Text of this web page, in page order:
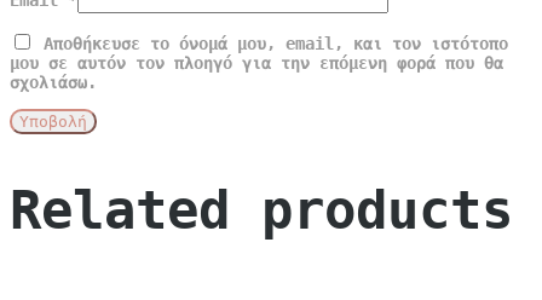
Αποθήκευσε το όνομά μου, email, και τον ιστότοπο
μου σε αυτόν τον πλοηγό για την επόμενη φορά που θα
σχολιάσω.
Related products